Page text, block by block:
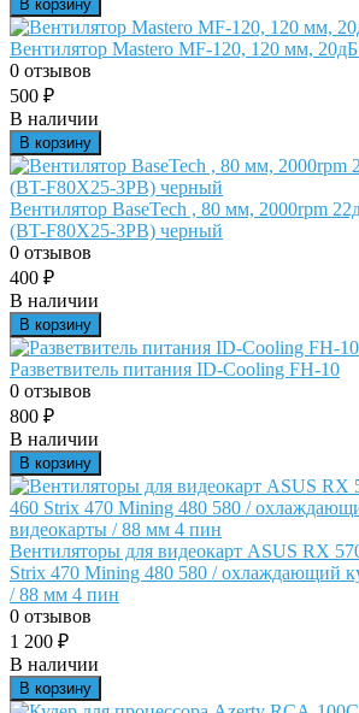
В корзину
Вентилятор Mastero MF-120, 120 мм,
0 отзывов
500 ₽
В наличии
В корзину
Вентилятор BaseTech , 80 мм, 2000rpm
(BT-F80X25-3PB) черный
0 отзывов
400 ₽
В наличии
В корзину
Разветвитель питания ID-Cooling FH-10
0 отзывов
800 ₽
В наличии
В корзину
Вентиляторы для видеокарт ASUS RX
Strix 470 Mining 480 580 / охлаждающий
/ 88 мм 4 пин
0 отзывов
1 200 ₽
В наличии
В корзину